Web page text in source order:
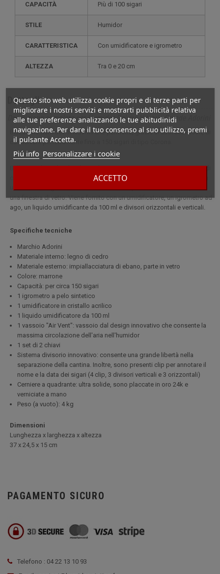
Questo sito web utilizza cookie propri e di terze parti per
migliorare i nostri servizi e mostrarti pubblicità relativa
alle tue preferenze analizzando le tue abitudinidi
navigazione. Per dare il tuo consenso al suo utilizzo, premi
il pulsante Accetta.
Piú info Personalizzare i cookie
ACCETTO
CAPACITÀ più di 100 sigari
STILE humidor
CARATTERISTICA con umidificatore e igrometro
ALTEZZA tra 0 e 20 cm
Dettagli
Descrizione completa per Humidor Deluxe Vittoria Grande Adorini
Bellissimo humidor di Adorini che permette, grazie ai suoi accessori, di
conservare perfettamente fino a 150 sigari di tipo Corona.
Bellissimo humidor di Adorini che permette, grazie ai suoi accessori, di
conservare perfettamente fino a 150 sigari Corona. Questo humidor ha
un interno in legno di cedro e un esterno impiallacciato in ebano con
una finestra di vetro. Viene fornito con un umidificatore, un igrometro ad
ago, un liquido umidificante da 100 ml e divisori orizzontali e verticali.
Specifiche tecniche
Marchio Adorini
Materiale interno: legno di cedro
Materiale esterno: impiallacciatura di ebano, parte in vetro
Colore: marrone
Capacità: per circa 150 sigari
1 igrometro a pelo sintetico
1 umidificatore in cristallo acrilico
1 liquido umidificatore da 100 ml
1 vassoio "Air Vent": vassoio dal design innovativo che consente la
massima circolazione dell'aria nell'humidor
1 set di 2 chiavi
Sistema divisorio innovativo: consente una grande libertà nella
separazione della cantina. Inoltre, sono presenti clip per annotare il
nome e la data dei sigari (4 clip, 3 divisori verticali e 3 orizzontali)
Cerniere a quadrante: ultra solide, sono placcate in oro 24k e
verniciate a mano
Peso (a vuoto): 4 kg
Dimensioni
Lunghezza x larghezza x altezza
37 x 24,5 x 15 cm
PAGAMENTO SICURO
Telefono : 04 22 13 10 93